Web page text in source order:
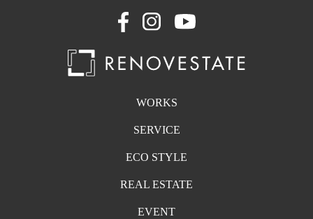
WORKS
SERVICE
ECO STYLE
REAL ESTATE
EVENT